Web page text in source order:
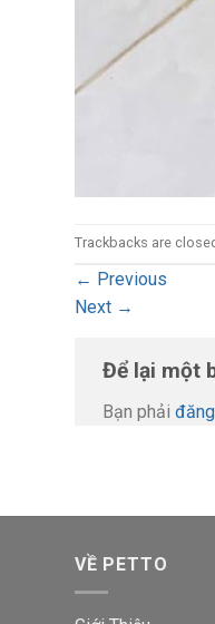
Trackbacks are
← Previous
Next →
Để lại một
Bạn phải
VỀ PETTO